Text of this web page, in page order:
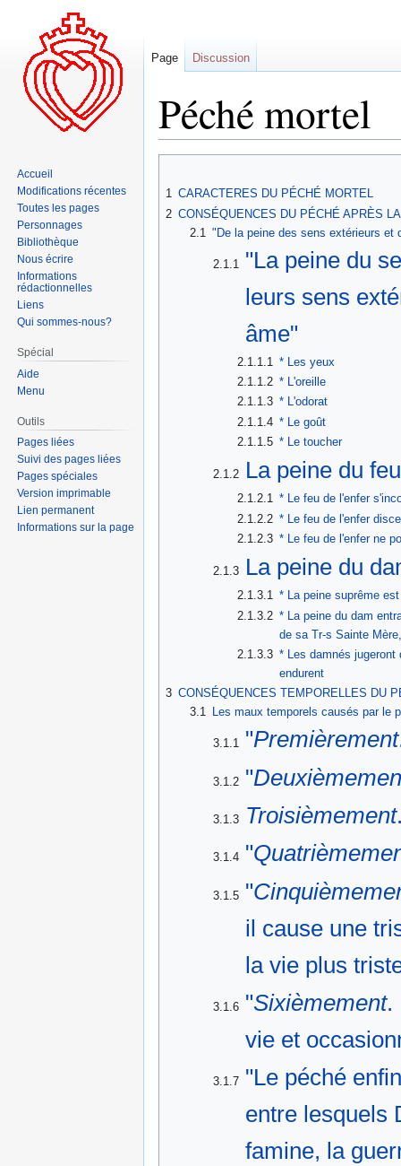
Péché mortel
navigation
recherche
1 CARACTERES DU PÉCHÉ MORTEL
2 CONSÉQUENCES DU PÉCHÉ APRÈS
2.1
"De la peine des sens extérieurs et
2.1.1
"La peine du
leurs sens
âme"
2.1.1.1
* Les yeux
2.1.1.2 * L'oreille
2.1.1.3 * L'odorat
2.1.1.4 * Le goût
2.1.1.5 * Le toucher
2.1.2 La peine du feu
2.1.2.1 * Le feu de l'enfer
2.1.2.2 * Le feu de l'enfer
2.1.2.3 * Le feu de l'enfer ne
2.1.3 La peine du
2.1.3.1 * La peine suprême
2.1.3.2 * La peine du dam
de sa Tr-s Sainte
2.1.3.3 * Les damnés jugeront
endurent
3 CONSÉQUENCES TEMPORELLES DU
3.1
Les maux temporels causés par le
3.1.1 "Premièrement
3.1.2 "
3.1.3 Troisièmement
3.1.4 "
3.1.5 "
il cause une
la vie plus
3.1.6 "Sixièmement.
vie et
3.1.7 "Le péché
entre lesquels
famine, la
Page Discussion
Accueil
Modifications récentes
Toutes les pages
Personnages
Bibliothèque
Nous écrire
Informations
rédactionnelles
Liens
Qui sommes-nous?
Spécial
Aide
Menu
Outils
Pages liées
Suivi des pages liées
Pages spéciales
Version imprimable
Lien permanent
Informations sur la page